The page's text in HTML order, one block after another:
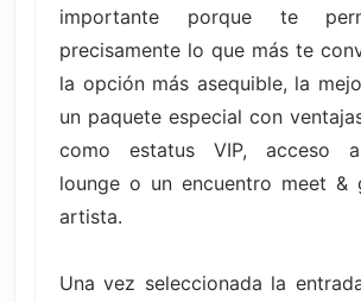
importante porque te
precisamente lo que más te
la opción más asequible, la
un paquete especial con
como estatus VIP, acceso
lounge o un encuentro meet &
artista.
Una vez seleccionada la